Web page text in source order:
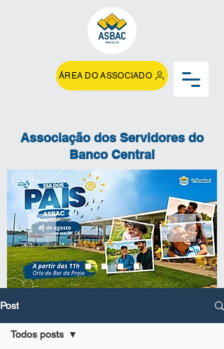
ÁREA DO ASSOCIADO
Associação dos Servidores do
Banco Central
Post
Todos posts